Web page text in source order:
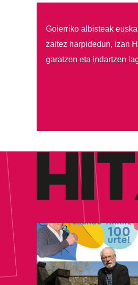
Goierriko albisteak
zaitez harpidedun, izan
garatzen eta indartzen